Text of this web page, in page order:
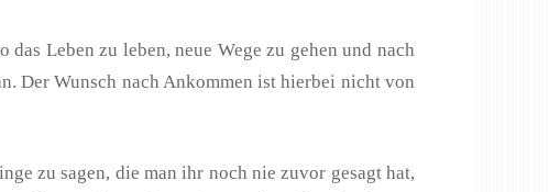
Leben zu leben, neue Wege zu gehen und nach
Der Wunsch nach Ankommen ist hierbei nicht von
zu sagen, die man ihr noch nie zuvor gesagt hat,